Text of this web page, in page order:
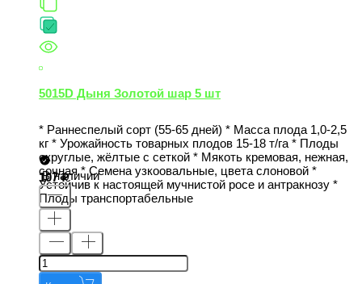
5015D Дыня Золотой шар 5 шт
* Раннеспелый сорт (55-65 дней) * Масса плода 1,0-2,5
кг * Урожайность товарных плодов 15-18 т/га * Плоды
округлые, жёлтые с сеткой * Мякоть кремовая, нежная,
сочная * Семена узкоовальные, цвета слоновой *
Устойчив к настоящей мучнистой росе и антракнозу *
Плоды транспортабельные
В наличии
107